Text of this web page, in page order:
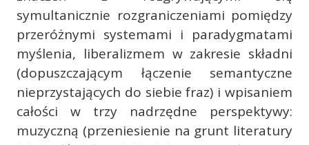
symultanicznie rozgraniczeniami pomiędzy
przeróżnymi systemami i paradygmatami
myślenia, liberalizmem w zakresie składni
(dopuszczającym łączenie semantyczne
nieprzystających do siebie fraz) i wpisaniem
całości w trzy nadrzędne perspektywy:
muzyczną (przeniesienie na grunt literatury